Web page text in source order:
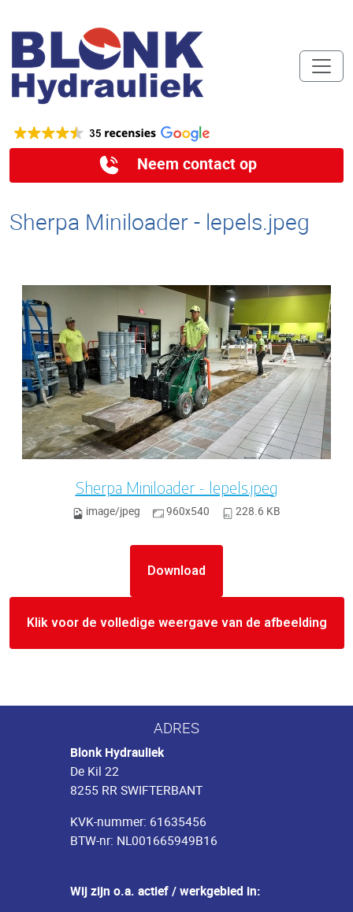
Neem contact op
Sherpa Miniloader - lepels.jpeg
Sherpa Miniloader - lepels.jpeg
image/jpeg 960x540 228.6 KB
Download
Klik voor de volledige weergave van de afbeelding
ADRES
Blonk Hydrauliek
De Kil 22
8255 RR SWIFTERBANT
KVK-nummer: 61635456
BTW-nr: NL001665949B16
Wij zijn o.a. actief / werkgebied in: